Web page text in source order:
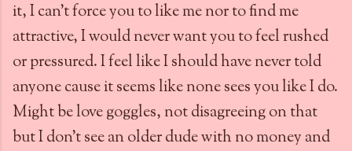
it, I can't force you to like me nor to find me
attractive, I would never want you to feel rushed
or pressured. I feel like I should have never told
anyone cause it seems like none sees you like I do.
Might be love goggles, not disagreeing on that
but I don't see an older dude with no money and